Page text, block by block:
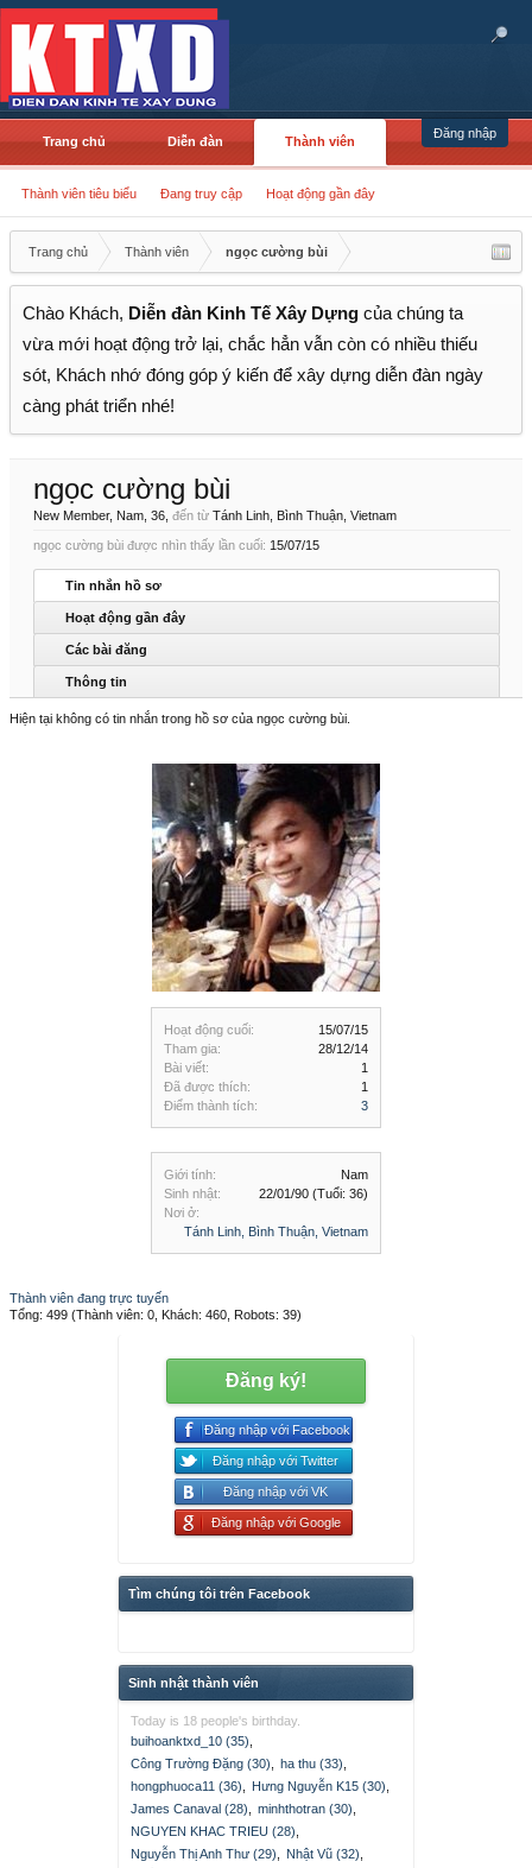
Đăng nhập
Trang chủ Diễn đàn Thành viên
Thành viên tiêu biểu Đang truy cập Hoạt động gần đây
Trang chủ Thành viên ngọc cường bùi
Chào Khách, Diễn đàn Kinh Tế Xây Dựng của chúng ta
vừa mới hoạt động trở lại, chắc hẳn vẫn còn có nhiều thiếu
sót, Khách nhớ đóng góp ý kiến để xây dựng diễn đàn ngày
càng phát triển nhé!
Hoạt động cuối:
15/07/15
Tham gia:
28/12/14
Bài viết:
1
Đã được thích:
1
Điểm thành tích:
3
Giới tính:
Nam
Sinh nhật:
22/01/90 (Tuổi: 36)
Nơi ở:
Tánh Linh, Bình Thuận, Vietnam
ngọc cường bùi
New Member, Nam, 36, đến từ Tánh Linh, Bình Thuận, Vietnam
ngọc cường bùi được nhìn thấy lần cuối: 15/07/15
Tin nhắn hồ sơ
Hoạt động gần đây
Các bài đăng
Thông tin
Hiện tại không có tin nhắn trong hồ sơ của ngọc cường bùi.
Thành viên đang trực tuyến
Tổng: 499 (Thành viên: 0, Khách: 460, Robots: 39)
Đăng ký!
Đăng nhập với Facebook
Đăng nhập với Twitter
Đăng nhập với VK
Đăng nhập với Google
Tìm chúng tôi trên Facebook
Sinh nhật thành viên
Today is 18 people's birthday.
buihoanktxd_10 (35)
Công Trường Đặng (30)
ha thu (33)
hongphuoca11 (36)
Hưng Nguyễn K15 (30)
James Canaval (28)
minhthotran (30)
NGUYEN KHAC TRIEU (28)
Nguyễn Thị Anh Thư (29)
Nhật Vũ (32)